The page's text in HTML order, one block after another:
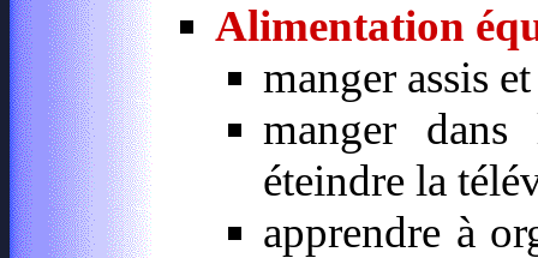
Alimentation
manger assis
manger
éteindre la
apprendre à